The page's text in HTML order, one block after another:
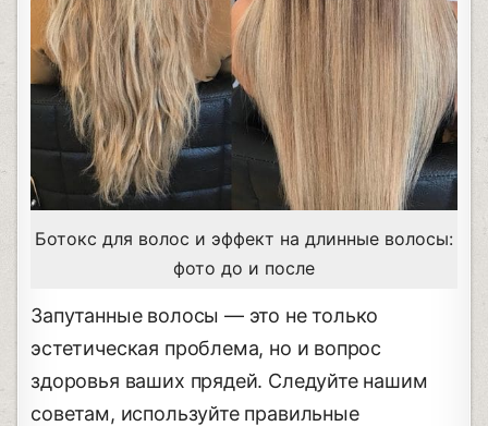
Ботокс для волос и эффект на длинные волосы:
фото до и после
Запутанные волосы — это не только
эстетическая проблема, но и вопрос
здоровья ваших прядей. Следуйте нашим
советам, используйте правильные